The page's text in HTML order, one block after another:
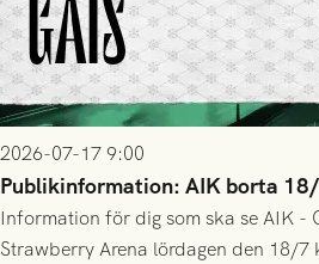
2026-07-17 9:00
Publikinformation: AIK borta
Information för dig som ska se AIK -
Strawberry Arena lördagen den 18/7